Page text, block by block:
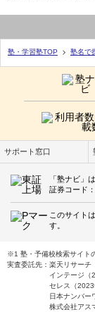
塾・学習塾TOP 塾名で
サポート窓口
「塾ナビ」
証券コード
このサイト
す。
※1 塾・予備校検索サイト
実査委託先：楽天リサーチ
インテージ（
セレス（2023
日本ナンバー
株式会社アス